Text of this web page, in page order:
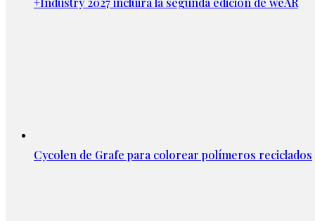
Cycolen de Grafe para colorear polímeros reciclados